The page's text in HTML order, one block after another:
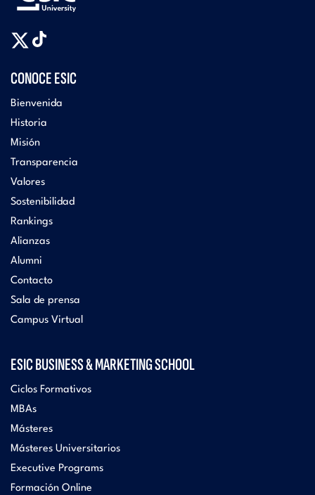
CONOCE ESIC
Bienvenida
Historia
Misión
Transparencia
Valores
Sostenibilidad
Rankings
Alianzas
Alumni
Contacto
Sala de prensa
Campus Virtual
ESIC BUSINESS & MARKETING SCHOOL
Ciclos Formativos
MBAs
Másteres
Másteres Universitarios
Executive Programs
Formación Online